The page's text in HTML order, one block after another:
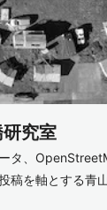
究室
タ、
稿を軸とする青